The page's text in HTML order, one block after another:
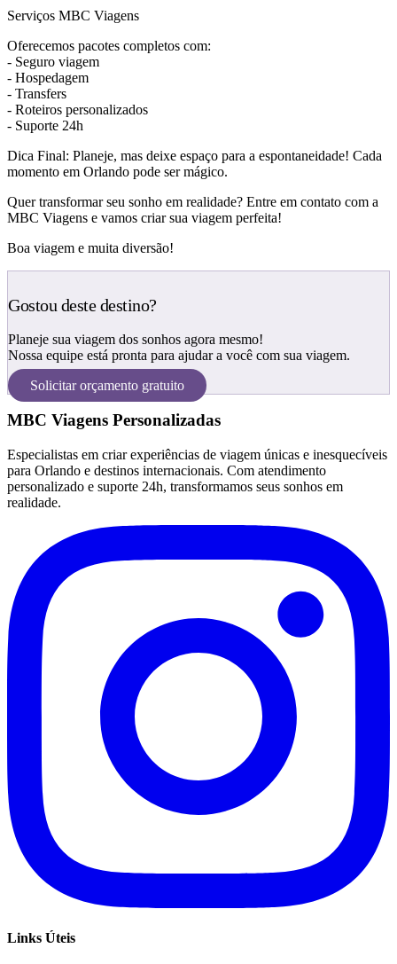
Serviços MBC Viagens
Oferecemos pacotes completos com:
- Seguro viagem
- Hospedagem
- Transfers
- Roteiros personalizados
- Suporte 24h
Dica Final: Planeje, mas deixe espaço para a espontaneidade! Cada
momento em Orlando pode ser mágico.
Quer transformar seu sonho em realidade? Entre em contato com a
MBC Viagens e vamos criar sua viagem perfeita!
Boa viagem e muita diversão!
Gostou deste destino?
Planeje sua viagem dos sonhos agora mesmo!
Nossa equipe está pronta para ajudar a você com sua viagem.
Solicitar orçamento gratuito
MBC Viagens Personalizadas
Especialistas em criar experiências de viagem únicas e inesquecíveis
para Orlando e destinos internacionais. Com atendimento
personalizado e suporte 24h, transformamos seus sonhos em
realidade.
Links Úteis